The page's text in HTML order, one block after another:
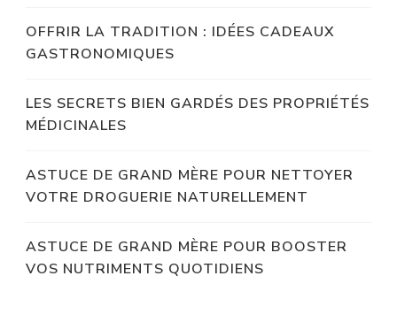
OFFRIR LA TRADITION : IDÉES CADEAUX
GASTRONOMIQUES
LES SECRETS BIEN GARDÉS DES PROPRIÉTÉS
MÉDICINALES
ASTUCE DE GRAND MÈRE POUR NETTOYER
VOTRE DROGUERIE NATURELLEMENT
ASTUCE DE GRAND MÈRE POUR BOOSTER
VOS NUTRIMENTS QUOTIDIENS